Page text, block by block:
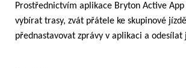
Prostřednictvím aplikace Bryton Active
vybírat trasy, zvát přátele ke skupinové
přednastavovat zprávy v aplikaci a odesílat